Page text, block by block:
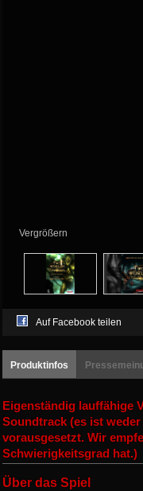
Vergrößern
Auf Facebook teilen
Produktinfos
Eigenständig lauffähige
Soundtrack (es ist
vorausgesetzt. Wir
Schwierigkeitsgrad hat.)
Über das Spiel